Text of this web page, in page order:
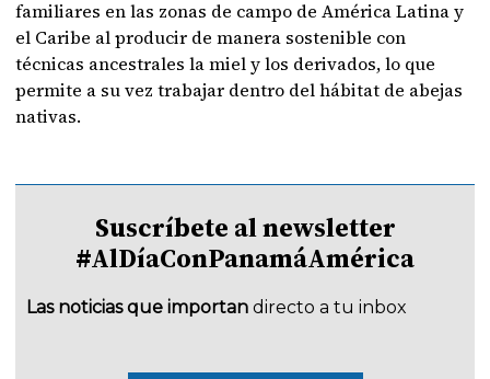
familiares en las zonas de campo de América Latina y
el Caribe al producir de manera sostenible con
técnicas ancestrales la miel y los derivados, lo que
permite a su vez trabajar dentro del hábitat de abejas
nativas.
Suscríbete al newsletter
#AlDíaConPanamáAmérica
Las noticias que importan directo a tu inbox